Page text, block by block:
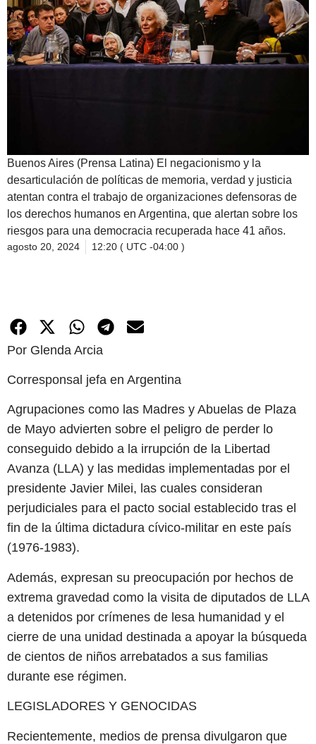
Buenos Aires (Prensa Latina) El negacionismo y la
desarticulación de políticas de memoria, verdad y justicia
atentan contra el trabajo de organizaciones defensoras de
los derechos humanos en Argentina, que alertan sobre los
riesgos para una democracia recuperada hace 41 años.
agosto 20, 2024 12:20 ( UTC -04:00 )
Por Glenda Arcia
Corresponsal jefa en Argentina
Agrupaciones como las Madres y Abuelas de Plaza
de Mayo advierten sobre el peligro de perder lo
conseguido debido a la irrupción de la Libertad
Avanza (LLA) y las medidas implementadas por el
presidente Javier Milei, las cuales consideran
perjudiciales para el pacto social establecido tras el
fin de la última dictadura cívico-militar en este país
(1976-1983).
Además, expresan su preocupación por hechos de
extrema gravedad como la visita de diputados de LLA
a detenidos por crímenes de lesa humanidad y el
cierre de una unidad destinada a apoyar la búsqueda
de cientos de niños arrebatados a sus familias
durante ese régimen.
LEGISLADORES Y GENOCIDAS
Recientemente, medios de prensa divulgaron que